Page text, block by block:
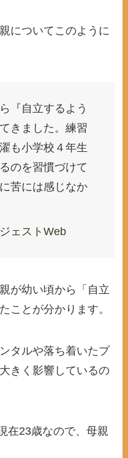
についてこのように
『自立するよう
きました。練習
も小学校４年生
のを習慣づけて
苦には感じなか
ェストWeb
が幼い頃から「自立
ことが分かります。
タルや落ち着いたプ
きく影響しているの
在23歳なので、母親